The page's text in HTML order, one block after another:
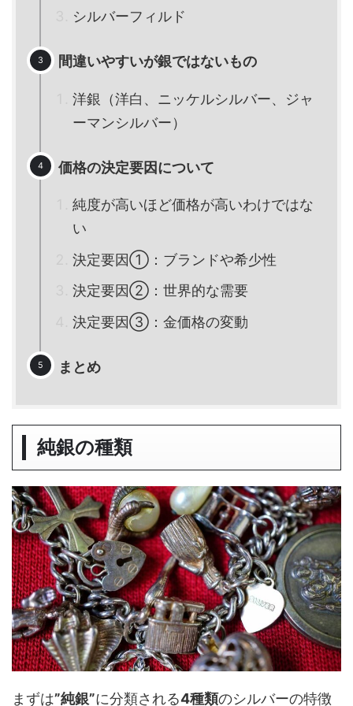
シルバーフィルド
間違いやすいが銀ではないもの
洋銀（洋白、ニッケルシルバー、ジャ
ーマンシルバー）
価格の決定要因について
純度が高いほど価格が高いわけではな
い
決定要因①：ブランドや希少性
決定要因②：世界的な需要
決定要因③：金価格の変動
まとめ
純銀の種類
まずは”純銀”に分類される4種類のシルバーの特徴